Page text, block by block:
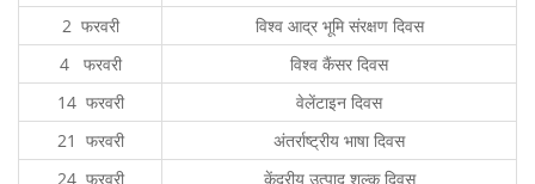
2 फरवरी
विश्व आद्र भूमि संरक्षण दिवस
4 फरवरी
विश्व कैंसर दिवस
14 फरवरी
वेलेंटाइन दिवस
21 फरवरी
अंतर्राष्ट्रीय भाषा दिवस
24 फरवरी
केंद्रीय उत्पाद शुल्क दिवस